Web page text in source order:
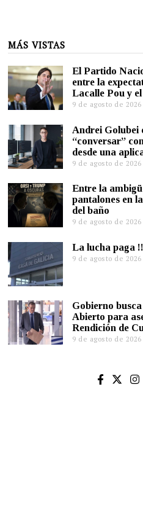
MÁS VISTAS
El Partido
entre la
Lacalle Pou y
9 de agosto de 2026
Andrei Golubei
“conversar”
desde una
9 de agosto de 2026
Entre la
pantalones en
del baño
9 de agosto de 2026
La lucha paga
9 de agosto de 2026
Gobierno
Abierto para
Rendición de
9 de agosto de 2026